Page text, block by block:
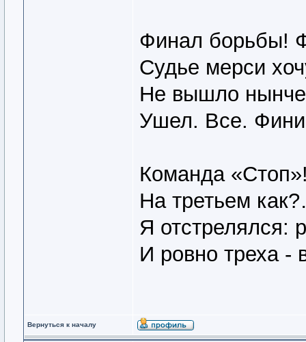
Финал борьбы!
Судье мерси
Не вышло нынче
Ушел. Все.
Команда
На третьем
Я отстрелялся:
И ровно треха -
Вернуться к началу